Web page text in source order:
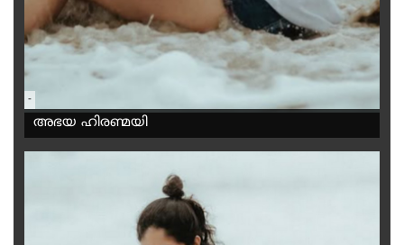
-
അഭയ ഹിരണ്മയി